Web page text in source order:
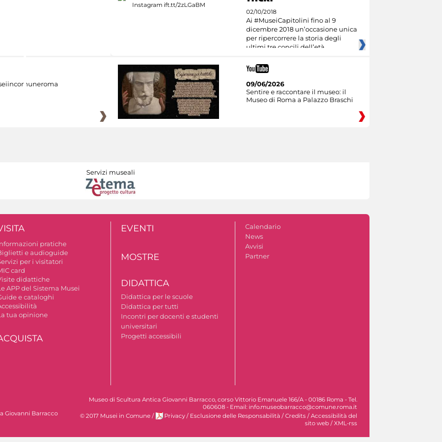
02/10/2018
Ai #MuseiCapitolini fino al 9
dicembre 2018 un’occasione unica
per ripercorrere la storia degli
ultimi tre concili dell’età
09/06/2026
Sentire e raccontare il museo: il
Museo di Roma a Palazzo Braschi
Servizi museali
pratiche
e audioguide
per i visitatori
card
didattiche
APP del Sistema Musei
e cataloghi
tua opinione
EVENTI
MOSTRE
DIDATTICA
Didattica per le scuole
Didattica per tutti
Incontri per docenti e studenti
universitari
Progetti accessibili
Calendario
News
Avvisi
Partner
Giovanni Barracco
Museo di Scultura Antica Giovanni Barracco, corso Vittorio Emanuele 166/A - 00186 Roma - Tel.
060608 - Email: info.museobarracco@comune.roma.it
© 2017 Musei in Comune / Privacy / Esclusione delle Responsabilità / Credits / Accessibilità del
sito web / XML-rss